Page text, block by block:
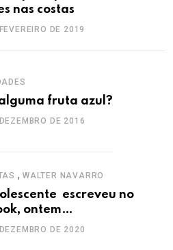
nas costas
DE 2019
fruta azul?
DE 2016
, WALTER NAVARRO
escreveu no
ontem…
DE 2020